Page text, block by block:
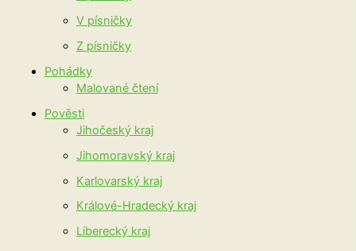
V písničky
Z písničky
Pohádky
Malované čtení
Pověsti
Jihočeský kraj
Jihomoravský kraj
Karlovarský kraj
Králové-Hradecký kraj
Liberecký kraj